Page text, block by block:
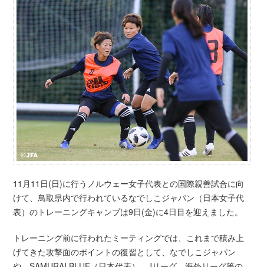
11月11日(日)に行うノルウェー女子代表との国際親善試合に向
けて、鳥取県内で行われているなでしこジャパン（日本女子代
表）のトレーニングキャンプは9日(金)に4日目を迎えました。
トレーニング前に行われたミーティングでは、これまで積み上
げてきた攻撃面のポイントの復習として、なでしこジャパン